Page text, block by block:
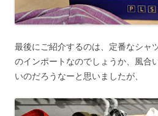
最後にご紹介するのは、定番なシャ
のインポートなのでしょうか、風合
いのだろうなーと思いましたが、